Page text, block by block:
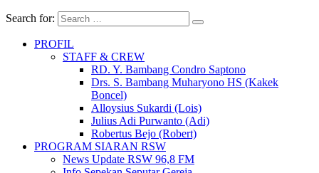
Search for:
PROFIL
STAFF & CREW
RD. Y. Bambang Condro Saptono
Drs. S. Bambang Muharyono HS (Kakek
Boncel)
Alloysius Sukardi (Lois)
Julius Adi Purwanto (Adi)
Robertus Bejo (Robert)
PROGRAM SIARAN RSW
News Update RSW 96,8 FM